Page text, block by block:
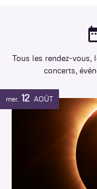
Tous les rendez-
concerts,
mer. 12 AOÛT